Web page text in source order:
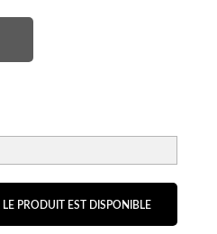
PRODUIT EST DISPONIBLE